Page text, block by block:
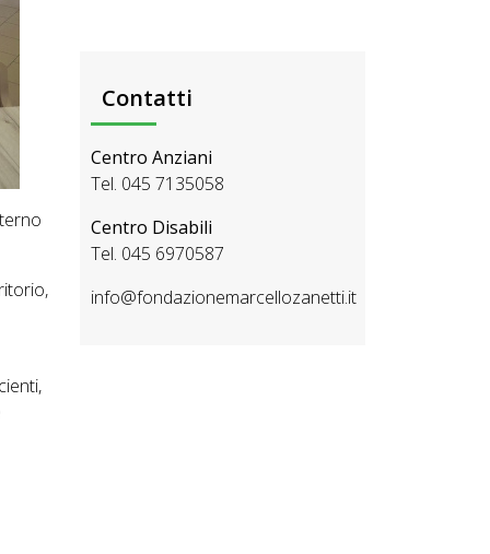
Contatti
Centro Anziani
Tel. 045 7135058
Centro Disabili
Tel. 045 6970587
info@fondazionemarcellozanetti.it